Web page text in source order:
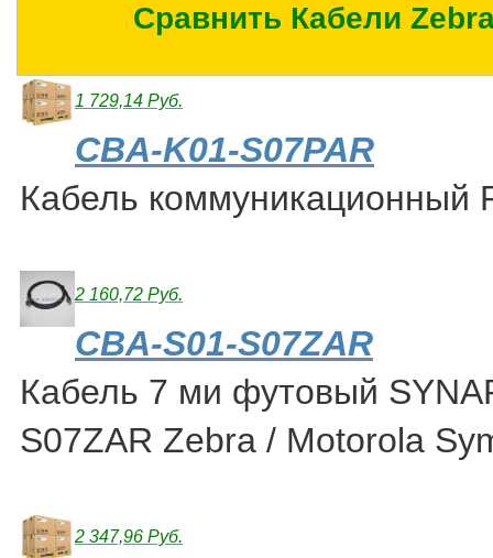
Сравнить Кабели
1 729,14 Руб.
CBA-K01-S07PAR
Кабель коммуникационный
2 160,72 Руб.
CBA-S01-S07ZAR
Кабель 7 ми футовый
S07ZAR Zebra / Motorola
2 347,96 Руб.